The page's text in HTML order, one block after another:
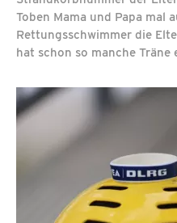
Toben Mama und Papa mal
Rettungsschwimmer die
hat schon so manche Träne